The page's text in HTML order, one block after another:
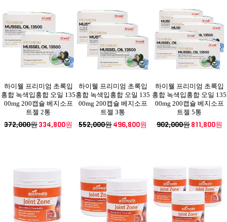
하이웰 프리미엄 초록입
홍합 녹색입홍합 오일 135
00mg 200캡슐 베지소프
트젤 2통
372,000원334,800원
하이웰 프리미엄 초록입
홍합 녹색입홍합 오일 135
00mg 200캡슐 베지소프
트젤 3통
552,000원496,800원
하이웰 프리미엄 초록입
홍합 녹색입홍합 오일 135
00mg 200캡슐 베지소프
트젤 5통
902,000원811,800원